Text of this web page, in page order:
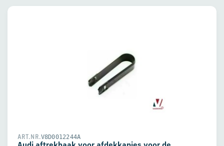
ART.NR.V8D0012244A